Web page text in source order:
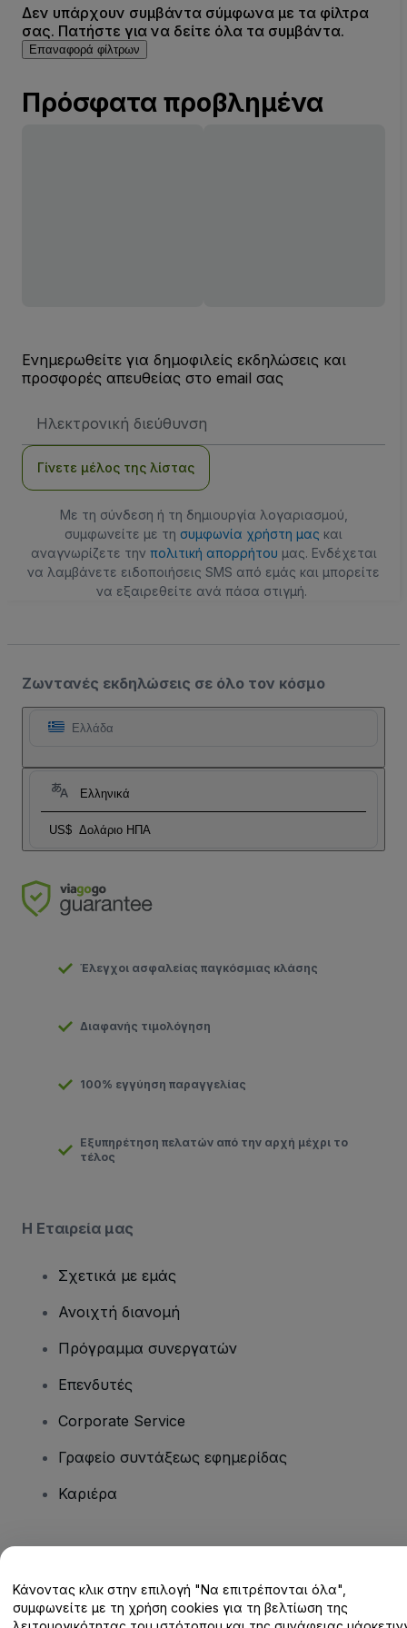
Δεν υπάρχουν συμβάντα σύμφωνα με τα φίλτρα
σας. Πατήστε για να δείτε όλα τα συμβάντα.
Επαναφορά φίλτρων
Πρόσφατα προβλημένα
Ενημερωθείτε για δημοφιλείς εκδηλώσεις και
προσφορές απευθείας στο email σας
Email
Γίνετε μέλος της λίστας
Με τη σύνδεση ή τη δημιουργία λογαριασμού,
συμφωνείτε με τη συμφωνία χρήστη μας και
αναγνωρίζετε την πολιτική απορρήτου μας. Ενδέχεται
να λαμβάνετε ειδοποιήσεις SMS από εμάς και μπορείτε
να εξαιρεθείτε ανά πάσα στιγμή.
Ζωντανές εκδηλώσεις σε όλο τον κόσμο
Ελλάδα
Ελληνικά
US$ Δολάριο ΗΠΑ
Έλεγχοι ασφαλείας παγκόσμιας κλάσης
Διαφανής τιμολόγηση
100% εγγύηση παραγγελίας
Εξυπηρέτηση πελατών από την αρχή μέχρι το
τέλος
Η Εταιρεία μας
Σχετικά με εμάς
Ανοιχτή διανομή
Πρόγραμμα συνεργατών
Επενδυτές
Corporate Service
Γραφείο συντάξεως εφημερίδας
Καριέρα
Κέντρο βοήθειας / Επικοινωνήστε μαζί μας
Κάνοντας κλικ στην επιλογή "Να επιτρέπονται όλα",
συμφωνείτε με τη χρήση cookies για τη βελτίωση της